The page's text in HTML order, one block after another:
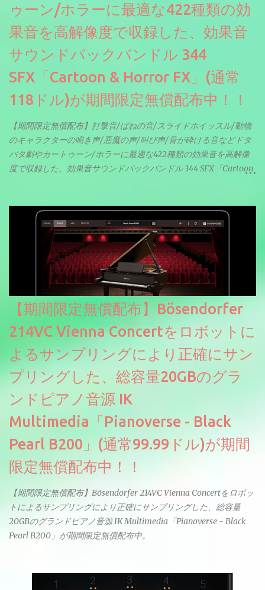
ゥーン/ホラーに最適な422種類の効
果音を高解像度で収録した、効果音
サウンドパックバンドル 344
SFX「Cartoon & Horror FX」(通常
118ドル)が期間限定無償配布中！！
【期間限定無償配布】打撃音/ばねの音/スライドホイッスル/動物
のキャラクターの鳴き声/悪魔の声/叫び声/骨が砕ける音などドタ
バタ劇やカートゥーン/ホラーに最適な422種類の効果音を高解像
度で収録した、効果音サウンドパックバンドル 344 SFX「Cartoon
【期間限定無償配布】Bösendorfer
214VC Vienna Concertをロボットに
よるサンプリングにより正確にサン
プリングした、総容量20GBのグラ
ンドピアノ音源 IK
Multimedia「Pianoverse - Black
Pearl B200」(通常99.99ドル)が期間
限定無償配布中！！
【期間限定無償配布】Bösendorfer 214VC Vienna Concertをロボッ
トによるサンプリングにより正確にサンプリングした、総容量
20GBのグランドピアノ音源 IK Multimedia「Pianoverse - Black
Pearl B200」が期間限定無償配布中。